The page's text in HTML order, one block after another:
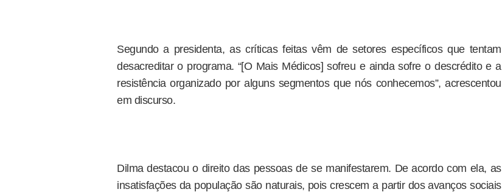
Segundo a presidenta, as críticas feitas vêm de setores específicos que tentam
desacreditar o programa. “[O Mais Médicos] sofreu e ainda sofre o descrédito e a
resistência organizado por alguns segmentos que nós conhecemos”, acrescentou
em discurso.
Dilma destacou o direito das pessoas de se manifestarem. De acordo com ela, as
insatisfações da população são naturais, pois crescem a partir dos avanços sociais